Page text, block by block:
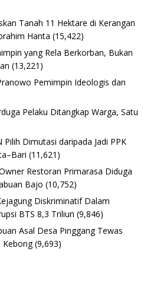
Tanah 11 Hektare di Kerangan
Hanta (15,422)
yang Rela Berkorban, Bukan
(13,221)
Pemimpin Ideologis dan
Pelaku Ditangkap Warga, Satu
Dimutasi daripada Jadi PPK
(11,621)
Restoran Primarasa Diduga
Bajo (10,752)
Diskriminatif Dalam
BTS 8,3 Triliun (9,846)
Asal Desa Pinggang Tewas
Kebong (9,693)